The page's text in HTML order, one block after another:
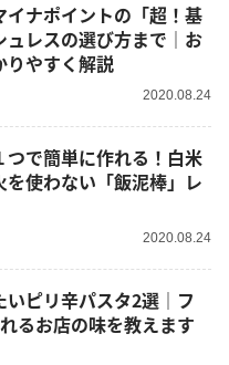
イナポイントの「超！基
ュレスの選び方まで｜お
りやすく解説
2020.08.24
つで簡単に作れる！白米
使わない「飯泥棒」レ
2020.08.24
ピリ辛パスタ2選｜フ
るお店の味を教えます